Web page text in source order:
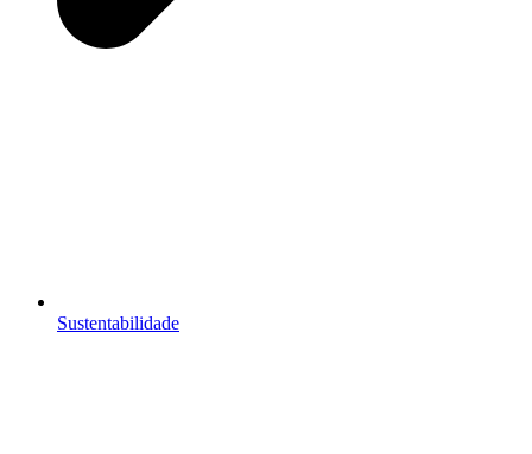
Sustentabilidade